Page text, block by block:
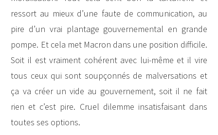
ressort au mieux d’une faute de communication, au
pire d’un vrai plantage gouvernemental en grande
pompe. Et cela met Macron dans une position difficile.
Soit il est vraiment cohérent avec lui-même et il vire
tous ceux qui sont soupçonnés de malversations et
ça va créer un vide au gouvernement, soit il ne fait
rien et c’est pire. Cruel dilemme insatisfaisant dans
toutes ses options.